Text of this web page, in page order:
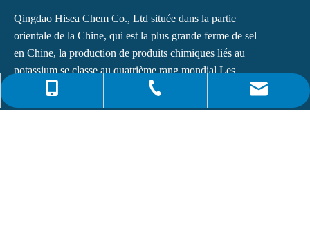
0086-532-85708217
0086-4008266163-82717
info@hiseachem.com
Qingdao Hisea Chem Co., Ltd située dans la partie
orientale de la Chine, qui est la plus grande ferme de sel
en Chine, la production de produits chimiques liés au
potassium se classe au quatrième rang mondial.Les